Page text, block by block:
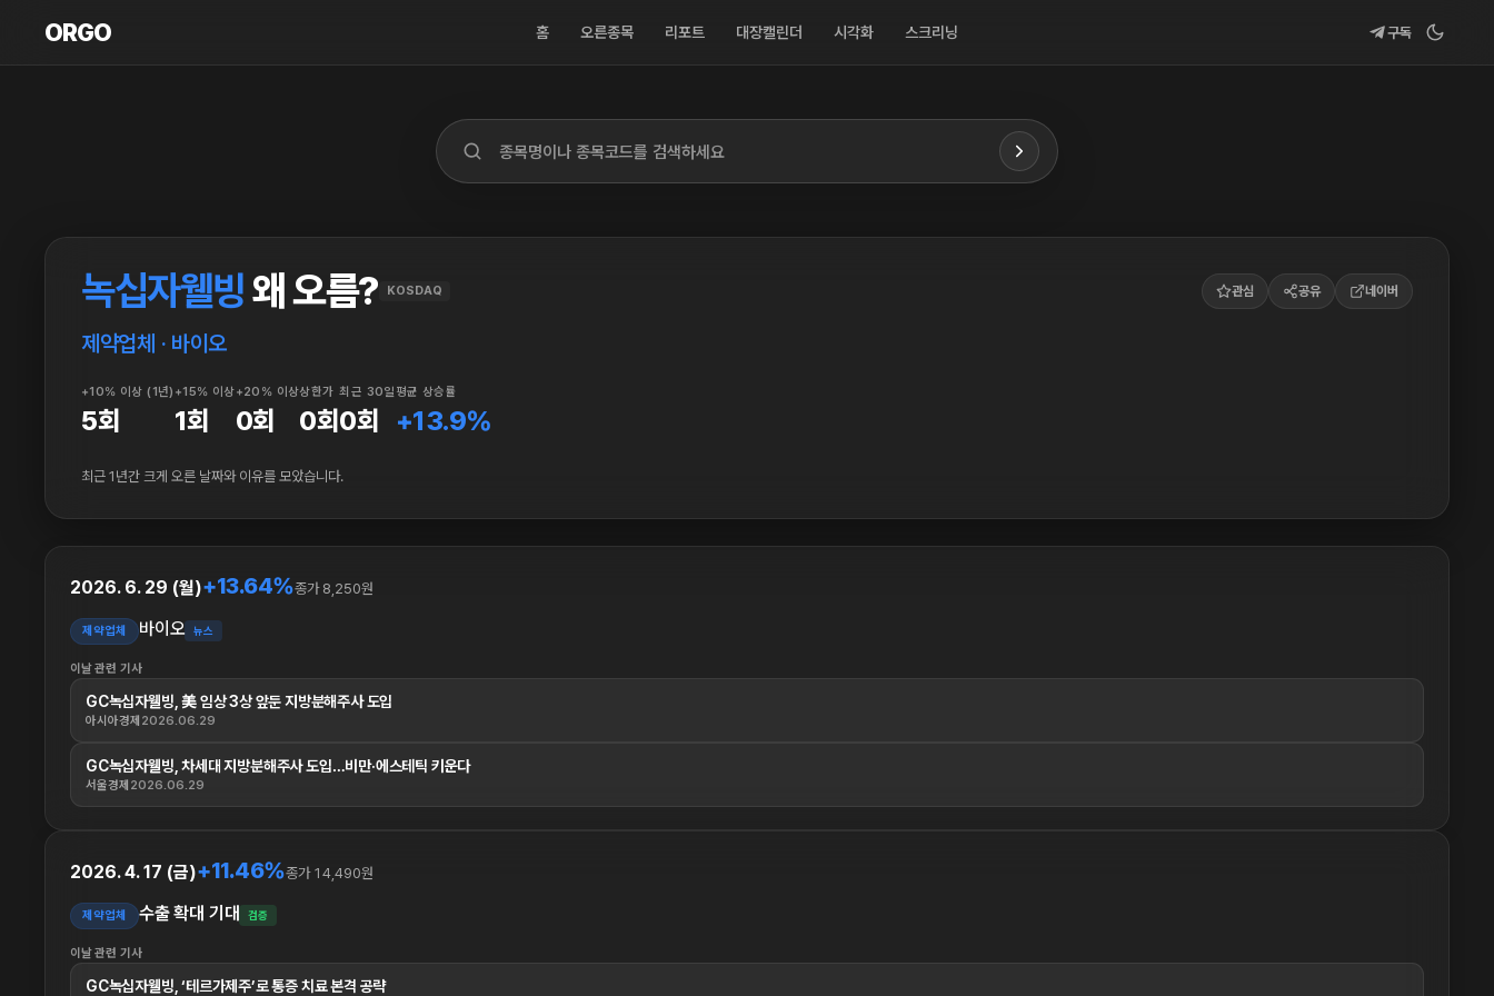
ORGO
ORGO 홈 오른종목 리포트 대장캘린더 시각화 스크리닝 구독
녹십자웰빙왜 오름? KOSDAQ
제약업체 · 바이오
관심 공유 네이버
+10% 이상 (1년)
5회
+15% 이상
1회
+20% 이상
0회
상한가
0회
최근 30일
0회
평균 상승률
+13.9%
최근 1년간 크게 오른 날짜와 이유를 모았습니다.
2026. 6. 29 (월)+13.64%종가 8,250원
제약업체 바이오 뉴스
이날 관련 기사
GC녹십자웰빙, 美 임상 3상 앞둔 지방분해주사 도입
아시아경제 2026.06.29
GC녹십자웰빙, 차세대 지방분해주사 도입…비만·에스테틱 키운다
서울경제 2026.06.29
2026. 4. 17 (금)+11.46%종가 14,490원
제약업체 수출 확대 기대 검증
이날 관련 기사
GC녹십자웰빙, ‘테르가제주’로 통증 치료 본격 공략